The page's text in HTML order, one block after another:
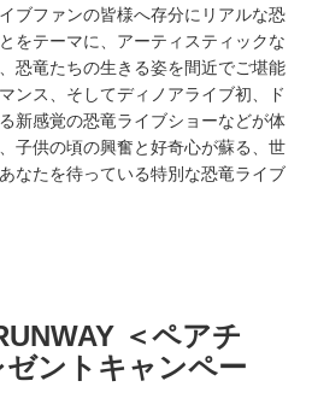
ブファンの皆様へ存分にリアルな恐
をテーマに、アーティスティックな
恐竜たちの生きる姿を間近でご堪能
ンス、そしてディノアライブ初、ド
新感覚の恐竜ライブショーなどが体
子供の頃の興奮と好奇心が蘇る、世
なたを待っている特別な恐竜ライブ
＜ペアチ
ントキャンペー